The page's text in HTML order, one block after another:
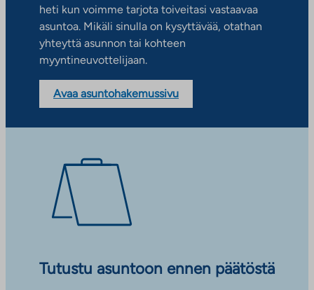
heti kun voimme tarjota toiveitasi vastaavaa
asuntoa. Mikäli sinulla on kysyttävää, otathan
yhteyttä asunnon tai kohteen
myyntineuvottelijaan.
Avaa asuntohakemussivu
Tutustu asuntoon ennen päätöstä